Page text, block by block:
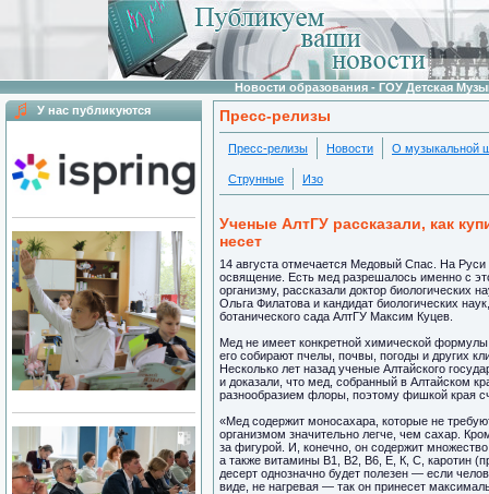
Новости образования - ГОУ Детская
У нас публикуются
Пресс-релизы
Пресс-релизы Новости О музыкальной
Струнные Изо
Ученые АлтГУ рассказали, как
несет
14 августа отмечается Медовый Спас. На
освящение. Есть мед разрешалось именно с
организму, рассказали доктор биологических
Ольга Филатова и кандидат биологических
ботанического сада АлтГУ Максим Куцев.
Мед не имеет конкретной химической
его собирают пчелы, почвы, погоды и других
Несколько лет назад ученые Алтайского
и доказали, что мед, собранный в Алтайском
разнообразием флоры, поэтому фишкой края
«Мед содержит моносахара, которые не
организмом значительно легче, чем сахар.
за фигурой. И, конечно, он содержит
а также витамины В1, В2, В6, Е, К, С, каротин
десерт однозначно будет полезен — если
виде, не нагревая — так он принесет